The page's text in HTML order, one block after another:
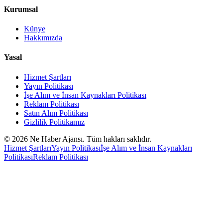
Kurumsal
Künye
Hakkımızda
Yasal
Hizmet Şartları
Yayın Politikası
İşe Alım ve İnsan Kaynakları Politikası
Reklam Politikası
Satın Alım Politikası
Gizlilik Politikamız
© 2026 Ne Haber Ajansı. Tüm hakları saklıdır.
Hizmet ŞartlarıYayın Politikasıİşe Alım ve İnsan Kaynakları
PolitikasıReklam Politikası